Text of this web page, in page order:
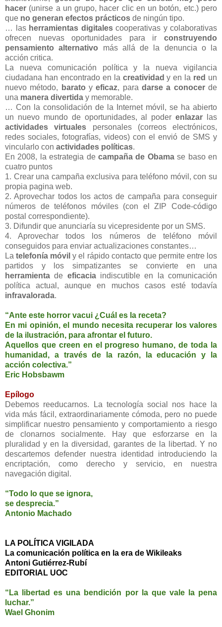
hacer (unirse a un grupo, hacer clic en un botón, etc.) pero
que no generan efectos prácticos de ningún tipo.
… las herramientas digitalescooperativas y colaborativas
ofrecen nuevas oportunidades para ir construyendo
pensamiento alternativo más allá de la denuncia o la
acción critica.
La nueva comunicación política y la nueva vigilancia
ciudadana han encontrado en la creatividad y en la red un
nuevo método,
barato yeficaz, paradarse a conocerde
una manera divertida y memorable.
… Con la consolidación de la Internet móvil, se ha abierto
un nuevo mundo de oportunidades, al poderenlazar las
actividades virtuales personales (correos electrónicos,
redes sociales, fotografías, videos) con el envió de SMS y
vincularlo con actividades políticas.
En 2008, la estrategia de campaña de Obamase baso en
cuatro puntos
1. Crear una campaña exclusiva para teléfono móvil, con su
propia pagina web.
2. Aprovechar todos los actos de campaña para conseguir
números de teléfonos móviles (con el ZIP Code-código
postal correspondiente).
3. Difundir que anunciaría su vicepresidente por un SMS.
4. Aprovechar todos los números de teléfono móvil
conseguidos para enviar actualizaciones constantes…
Latelefonía móvil y el rápido contacto que permite entre los
partidos y los simpatizantes se convierte en una
herramienta de eficaciaindiscutible en la comunicación
política actual, aunque en muchos casos esté todavía
infravalorada.
“Ante este horror vacui ¿Cuál es la receta?
En mi opinión, el mundo necesita recuperar los valores
de la ilustración, para afrontar el futuro.
Aquellos que creen en el progreso humano, de toda la
humanidad, a través de la razón, la educación y la
acción colectiva.”
Eric Hobsbawm
Epílogo
Debemos reeducarnos. La tecnología social nos hace la
vida más fácil, extraordinariamente cómoda, pero no puede
simplificar nuestro pensamiento y comportamiento a riesgo
de clonarnos socialmente. Hay que esforzarse en la
pluralidad y en la diversidad, garantes de la libertad. Y no
descartemos defender nuestra identidad introduciendo la
encriptación, como derecho y servicio, en nuestra
navegación digital.
“Todo lo que se ignora,
se desprecia.”
Antonio Machado
LA POLÍTICA VIGILADA
La comunicación política en la era de Wikileaks
Antoni Gutiérrez-Rubí
EDITORIAL UOC
“La libertad es una bendición por la que vale la pena
luchar.”
Wael Ghonim